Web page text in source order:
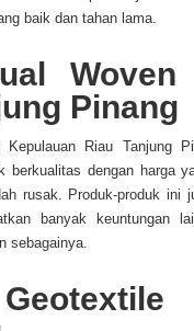
baik dan tahan lama.
Woven
Pinang
Riau Tanjung
berkualitas dengan harga
rusak. Produk-produk ini
banyak keuntungan
sebagainya.